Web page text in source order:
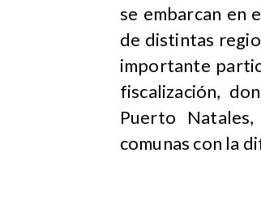
se embarcan en
de distintas
importante
fiscalización,
Puerto
comunas con la